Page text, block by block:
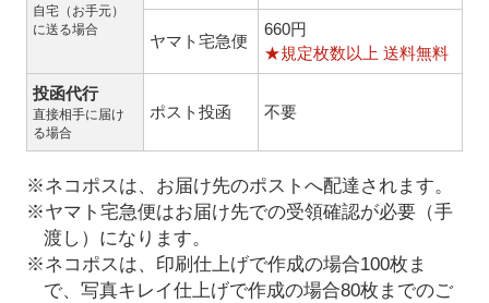
自宅（お手元）
に送る場合
ヤマト宅急便
660円
★規定枚数以上 送料無料
投函代行
直接相手に届け
る場合
ポスト投函 不要
※ネコポスは、お届け先のポストへ配達されます。
※ヤマト宅急便はお届け先での受領確認が必要（手
渡し）になります。
※ネコポスは、印刷仕上げで作成の場合100枚ま
で、写真キレイ仕上げで作成の場合80枚までのご